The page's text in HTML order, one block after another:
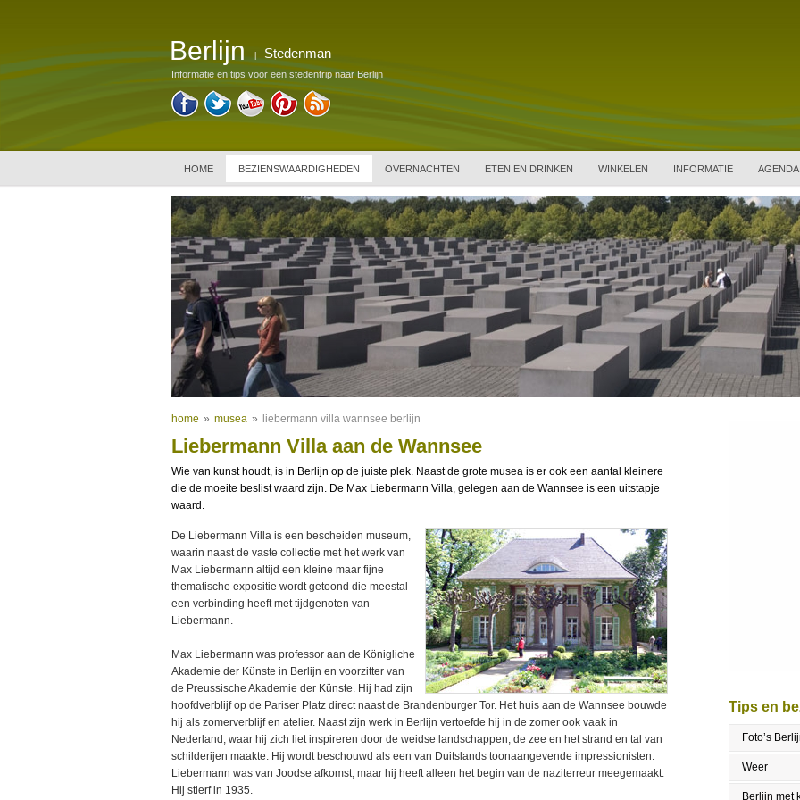
Berlijn Stedenman
Informatie en tips voor een stedentrip naar Berlijn
HOME BEZIENSWAARDIGHEDEN OVERNACHTEN ETEN EN DRINKEN WINKELEN INFORMATIE AGENDA
home » musea » liebermann villa wannsee berlijn
Liebermann Villa aan de Wannsee
Wie van kunst houdt, is in Berlijn op de juiste plek. Naast de grote musea is er ook een aantal kleinere
die de moeite beslist waard zijn. De Max Liebermann Villa, gelegen aan de Wannsee is een uitstapje
waard.
De Liebermann Villa is een bescheiden museum,
waarin naast de vaste collectie met het werk van
Max Liebermann altijd een kleine maar fijne
thematische expositie wordt getoond die meestal
een verbinding heeft met tijdgenoten van
Liebermann.
Max Liebermann was professor aan de Königliche
Akademie der Künste in Berlijn en voorzitter van
de Preussische Akademie der Künste. Hij had zijn
hoofdverblijf op de Pariser Platz direct naast de Brandenburger Tor. Het huis aan de Wannsee bouwde
hij als zomerverblijf en atelier. Naast zijn werk in Berlijn vertoefde hij in de zomer ook vaak in
Nederland, waar hij zich liet inspireren door de weidse landschappen, de zee en het strand en tal van
schilderijen maakte. Hij wordt beschouwd als een van Duitslands toonaangevende impressionisten.
Liebermann was van Joodse afkomst, maar hij heeft alleen het begin van de naziterreur meegemaakt.
Hij stierf in 1935.
Tips en
Foto’s
Weer
Berlijn met